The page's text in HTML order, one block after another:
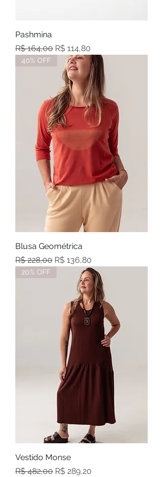
Pashmina
Preço normal
R$ 164,00 Preço promocional
R$ 114,80
40% OFF
Blusa Geométrica
Preço normal
R$ 228,00 Preço promocional
R$ 136,80
20% OFF
Vestido Monse
Preço normal
R$ 482,00 Preço promocional
R$ 289,20